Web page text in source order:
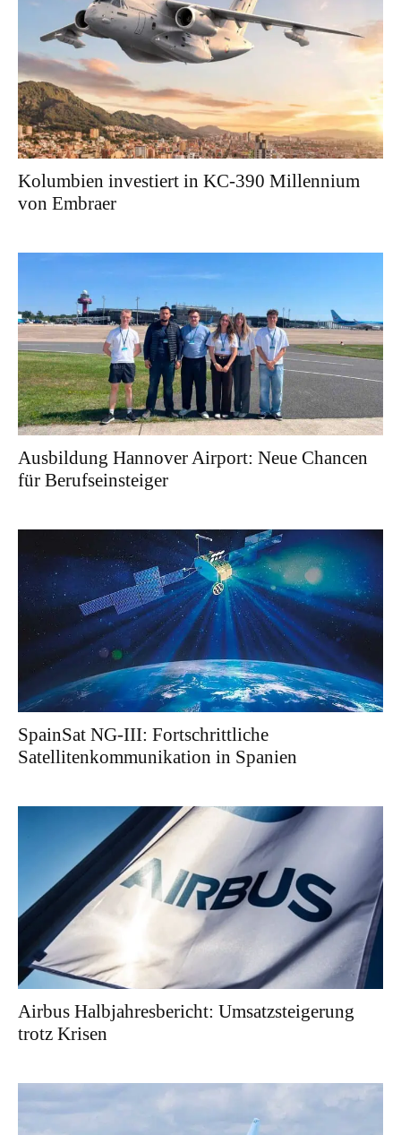
Kolumbien investiert in KC-390 Millennium
von Embraer
Ausbildung Hannover Airport: Neue Chancen
für Berufseinsteiger
SpainSat NG-III: Fortschrittliche
Satellitenkommunikation in Spanien
Airbus Halbjahresbericht: Umsatzsteigerung
trotz Krisen